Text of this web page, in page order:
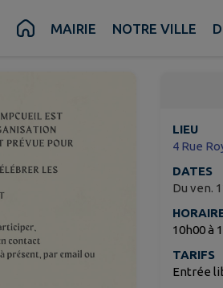
Pied de pageMAIRIE NOTRE VILLE
14
LIEU
4 Rue
DATES
Du ven.
10h00 à
TARIFS
Entrée